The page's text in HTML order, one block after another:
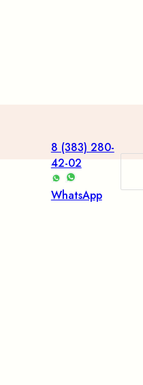
8 (383) 280-
42-02
WhatsApp